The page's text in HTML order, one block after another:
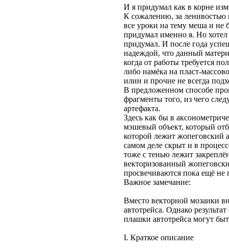
И я придумал как в корне
К сожалению, за ленивостью
все уроки на тему меша и не
придумал именно я. Но хотел
придумал. И после года
надеждой, что данный
когда от работы требуется
либо намёка на пласт-
илин и прочие не всегда
В предложенном способе
фрагменты того, из чего
артефакта.
Здесь как бы в
мэшевый объект, который
которой лежит жопеговский
самом деле скрыт и в
тоже с тенью лежит
векторизованный
просвечиваются пока ещё
Важное замечание:
Вместо векторной мозаики
автотрейса. Однако
плашки автотрейса могут
I. Краткое описание